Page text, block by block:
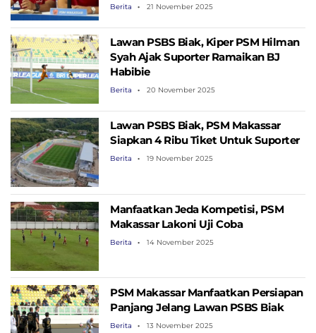
Berita 21 November 2025
Lawan PSBS Biak, Kiper PSM Hilman
Syah Ajak Suporter Ramaikan BJ
Habibie
Berita 20 November 2025
Lawan PSBS Biak, PSM Makassar
Siapkan 4 Ribu Tiket Untuk Suporter
Berita 19 November 2025
Manfaatkan Jeda Kompetisi, PSM
Makassar Lakoni Uji Coba
Berita 14 November 2025
PSM Makassar Manfaatkan Persiapan
Panjang Jelang Lawan PSBS Biak
Berita 13 November 2025